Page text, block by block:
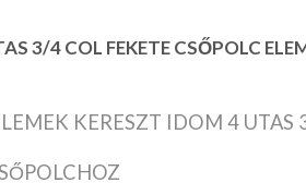
3/4 COL FEKETE CSŐPOLC
KERESZT IDOM 4 UTAS